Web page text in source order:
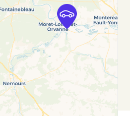
MODERNE - LA
(F)
14.4
km
77760